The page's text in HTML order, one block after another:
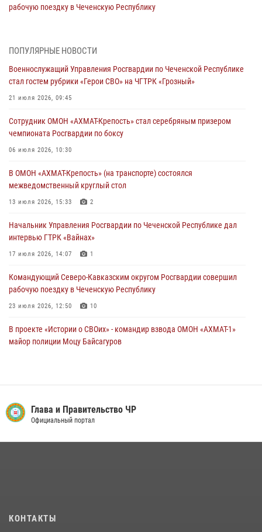
рабочую поездку в Чеченскую Республику
Военнослужащий Управления Росгвардии по Чеченской Республике
21 июля 2026, 09:45
В ДНР росгвардейцы уничтожили около 80 вражеских
19 июля 2026, 13:50
В Грозном Росгвардия обеспечила безопасность конно-спортивных
18 июля 2026, 13:46
Начальник Управления Росгвардии по Чеченской Республике дал
17 июля 2026, 14:07
ПОПУЛЯРНЫЕ НОВОСТИ
Военнослужащий Управления Росгвардии по Чеченской Республике
стал гостем рубрики «Герои СВО» на ЧГТРК «Грозный»
21 июля 2026, 09:45
Сотрудник ОМОН «АХМАТ-Крепость» стал серебряным призером
чемпионата Росгвардии по боксу
06 июля 2026, 10:30
В ОМОН «АХМАТ-Крепость» (на транспорте) состоялся
межведомственный круглый стол
13 июля 2026, 15:33 2
Начальник Управления Росгвардии по Чеченской Республике дал
интервью ГТРК «Вайнах»
17 июля 2026, 14:07 1
Командующий Северо-Кавказским округом Росгвардии совершил
рабочую поездку в Чеченскую Республику
23 июля 2026, 12:50 10
В проекте «Истории о СВОих» - командир взвода ОМОН «АХМАТ-1»
майор полиции Моцу Байсагуров
08 июля 2026, 13:32 3
Глава и Правительство ЧР
Официальный портал
КОНТАКТЫ